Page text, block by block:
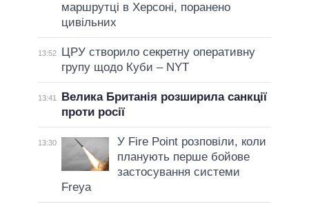
маршрутці в Херсоні, поранено
цивільних
13:52
ЦРУ створило секретну оперативну
групу щодо Куби – NYT
13:41
Велика Британія розширила санкції
проти росії
13:30
У Fire Point розповіли, коли
планують перше бойове
застосування системи
Freya